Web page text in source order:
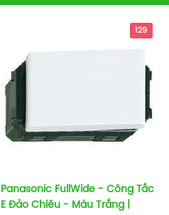
129
Panasonic FullWide - Công Tắc
E Đảo Chiều - Màu Trắng |